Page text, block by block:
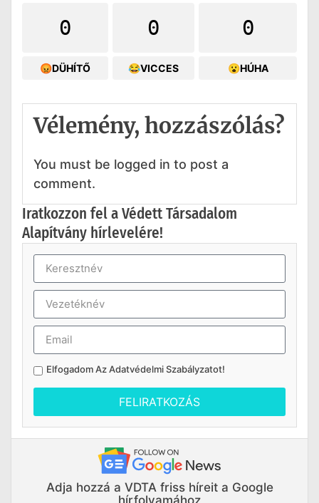
0
😡DÜHÍTŐ
0
😂VICCES
0
😮HÚHA
Vélemény, hozzászólás?
You must be logged in to post a
comment.
Iratkozzon fel a Védett Társadalom
Alapítvány hírlevelére!
Elfogadom AzAdatvédelmi Szabályzatot!
FELIRATKOZÁS
Adja hozzá a VDTA friss híreit a Google
hírfolyamához